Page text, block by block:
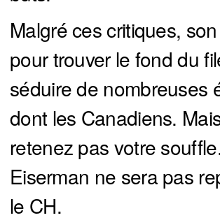
Malgré ces critiques,
pour trouver le fond du
séduire de nombreuses
dont les Canadiens.
retenez pas votre
Eiserman ne sera pas
le CH.